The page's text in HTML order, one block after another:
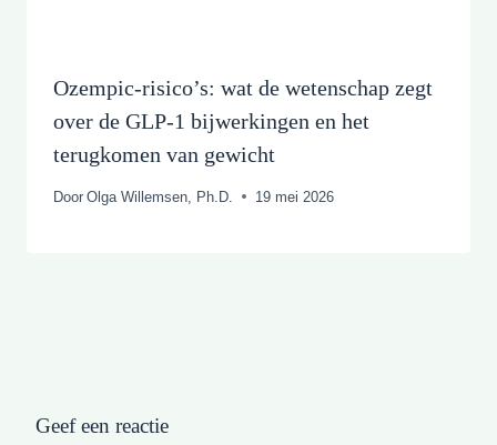
Ozempic-risico’s: wat de wetenschap zegt
over de GLP-1 bijwerkingen en het
terugkomen van gewicht
Door Olga Willemsen, Ph.D. 19 mei 2026
Geef een reactie